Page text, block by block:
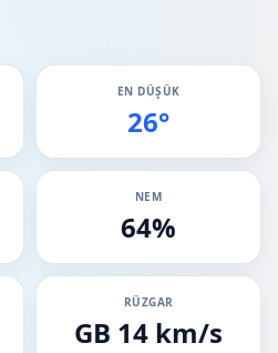
EN DÜŞÜK
26°
NEM
64%
RÜZGAR
GB 14 km/s